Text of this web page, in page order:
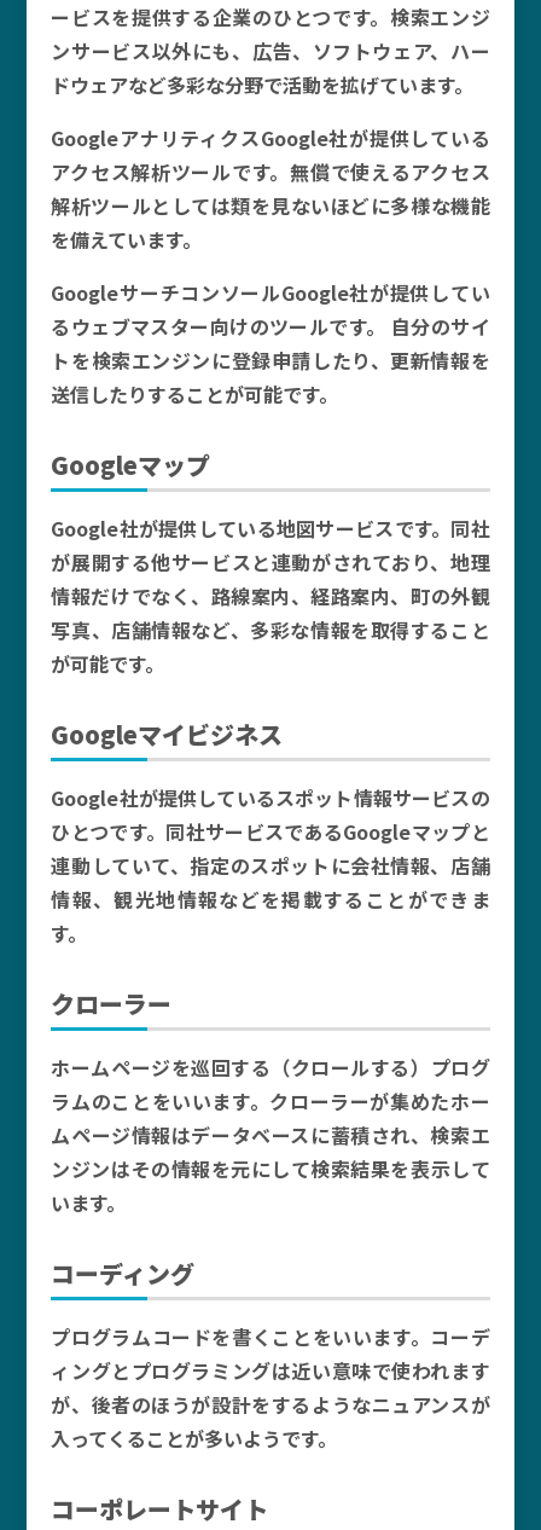
ービスを提供する企業のひとつです。検索エンジ
ンサービス以外にも、広告、ソフトウェア、ハー
ドウェアなど多彩な分野で活動を拡げています。
GoogleアナリティクスGoogle社が提供している
アクセス解析ツールです。無償で使えるアクセス
解析ツールとしては類を見ないほどに多様な機能
を備えています。
GoogleサーチコンソールGoogle社が提供してい
るウェブマスター向けのツールです。 自分のサイ
トを検索エンジンに登録申請したり、更新情報を
送信したりすることが可能です。
Googleマップ
Google社が提供している地図サービスです。同社
が展開する他サービスと連動がされており、地理
情報だけでなく、路線案内、経路案内、町の外観
写真、店舗情報など、多彩な情報を取得すること
が可能です。
Googleマイビジネス
Google社が提供しているスポット情報サービスの
ひとつです。同社サービスであるGoogleマップと
連動していて、指定のスポットに会社情報、店舗
情報、観光地情報などを掲載することができま
す。
クローラー
ホームページを巡回する（クロールする）プログ
ラムのことをいいます。クローラーが集めたホー
ムページ情報はデータベースに蓄積され、検索エ
ンジンはその情報を元にして検索結果を表示して
います。
コーディング
プログラムコードを書くことをいいます。コーデ
ィングとプログラミングは近い意味で使われます
が、後者のほうが設計をするようなニュアンスが
入ってくることが多いようです。
コーポレートサイト